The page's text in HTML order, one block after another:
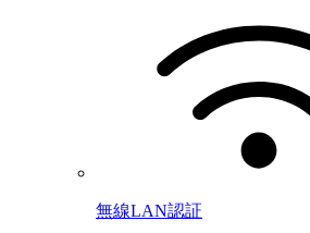
無線LAN認証